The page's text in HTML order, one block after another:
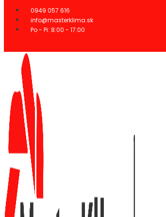
Preskočiť
obsah
0949 057 616
info@masterklima.sk
Po - Pi: 8:00 - 17:00